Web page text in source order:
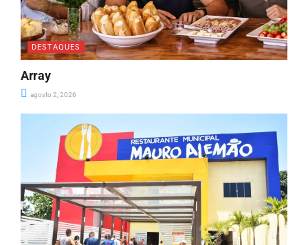
DESTAQUES
Array
agosto 2, 2026